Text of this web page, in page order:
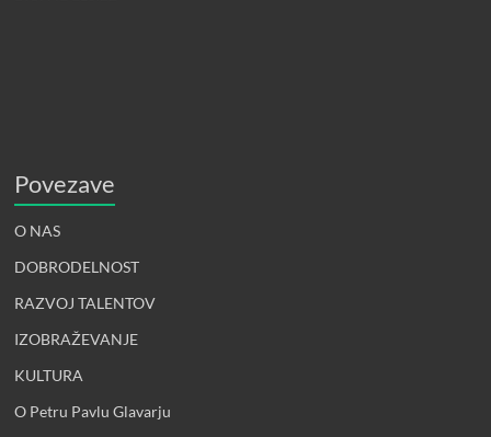
Povezave
O NAS
DOBRODELNOST
RAZVOJ TALENTOV
IZOBRAŽEVANJE
KULTURA
O Petru Pavlu Glavarju